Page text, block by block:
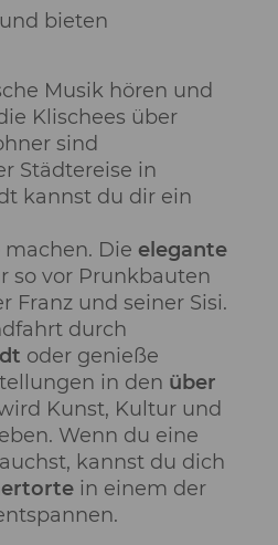
und bieten
Musik hören und
Klischees über
sind
Städtereise in
kannst du dir ein
machen. Die elegante
so vor Prunkbauten
Franz und seiner Sisi.
durch
oder genieße
in den über
Kunst, Kultur und
Wenn du eine
kannst du dich
in einem der